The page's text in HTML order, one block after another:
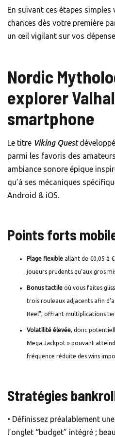
En suivant ces étapes
chances dès votre première
un œil vigilant sur vos
Nordic
explorer
smartphone
Le titre Viking Quest
parmi les favoris des
ambiance sonore épique
qu’à ses mécaniques
Android & iOS.
Points forts
Plage flexible allant de €0,05 à
joueurs prudents qu’aux gros
Bonus tactile où vous faites
trois rouleaux adjacents afin
Reel”, offrant multiplications
Volatilité élevée, donc
Mega Jackpot » pouvant
fréquence réduite des wins
Stratégies
• Définissez préalablement
l’onglet “budget” intégré ;